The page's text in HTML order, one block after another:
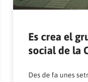
Es crea el
social de la
Des de fa unes